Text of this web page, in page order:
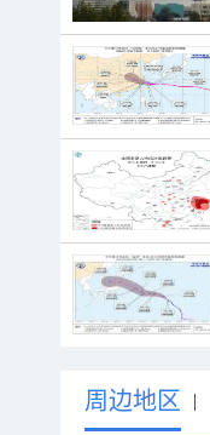
周边地区 |